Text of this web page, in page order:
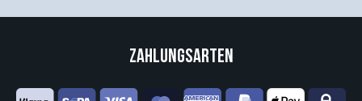
Zahlungsarten